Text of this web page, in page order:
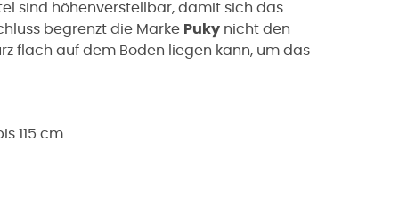
sind höhenverstellbar, damit sich das
begrenzt die Marke Puky nicht den
flach auf dem Boden liegen kann, um das
115 cm